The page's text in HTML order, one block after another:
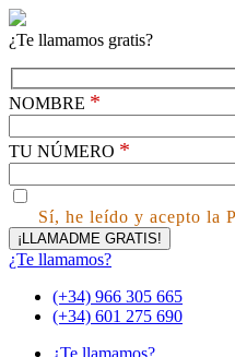
¿Te llamamos gratis?
NOMBRE *
TU NÚMERO *
Sí, he leído y acepto la
¿Te llamamos?
(+34) 966 305 665
(+34) 601 275 690
¿Te llamamos?